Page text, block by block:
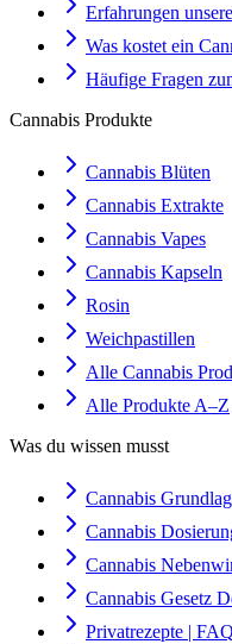
Erfahrungen
Was kostet ein
Häufige Fragen
Cannabis Produkte
Cannabis Blüten
Cannabis Extrakte
Cannabis Vapes
Cannabis Kapseln
Rosin
Weichpastillen
Alle Cannabis
Alle Produkte A–Z
Was du wissen musst
Cannabis
Cannabis
Cannabis
Cannabis Gesetz
Privatrezepte | FAQ